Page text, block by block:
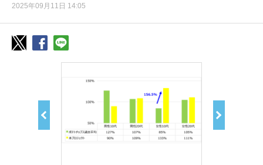
2025年09月11日 14:05